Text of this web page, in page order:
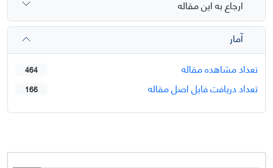
ارجاع به این مقاله
آمار
تعداد مشاهده مقاله
464
تعداد دریافت فایل اصل مقاله 166